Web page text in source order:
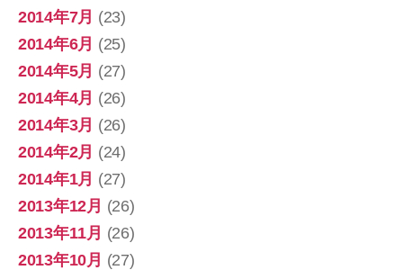
2014年7月 (23)
2014年6月 (25)
2014年5月 (27)
2014年4月 (26)
2014年3月 (26)
2014年2月 (24)
2014年1月 (27)
2013年12月 (26)
2013年11月 (26)
2013年10月 (27)